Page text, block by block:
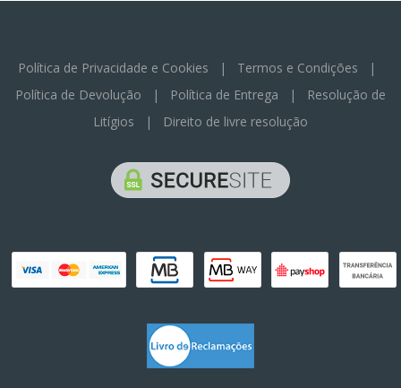
Política de Privacidade e Cookies | Termos e Condições |
Política de Devolução | Política de Entrega |
Resolução de
Litígios | Direito de livre resolução